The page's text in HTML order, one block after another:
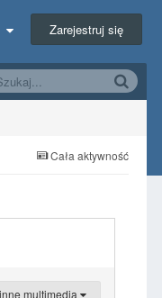
Zarejestruj się
Cała aktywność
multimedia